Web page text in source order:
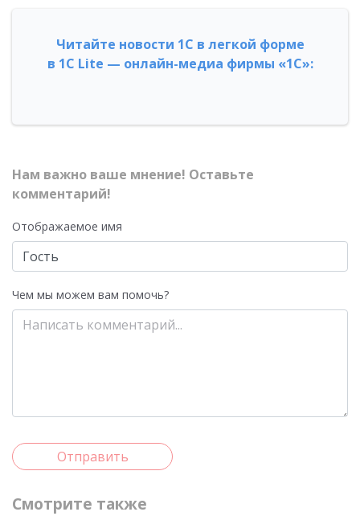
Читайте новости 1С в легкой форме
в 1С Lite — онлайн-медиа фирмы «1С»:
Нам важно ваше мнение! Оставьте
комментарий!
Отображаемое имя
Чем мы можем вам помочь?
Отправить
Смотрите также